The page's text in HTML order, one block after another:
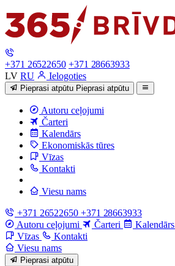
+371 26522650 +371 28663933
LV RU Ielogoties
Pieprasi atpūtu Pieprasi atpūtu
Autoru ceļojumi
Čarteri
Kalendārs
Ekonomiskās tūres
Vīzas
Kontakti
Viesu nams
+371 26522650 +371 28663933
Autoru ceļojumi
Čarteri Kalendārs
Vīzas
Kontakti
Viesu nams
Pieprasi atpūtu